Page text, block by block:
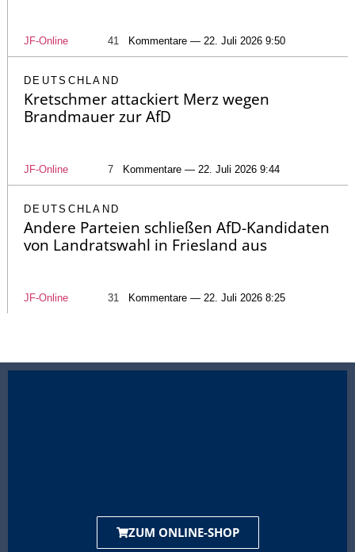
JF-Online 41 Kommentare — 22. Juli 2026 9:50
DEUTSCHLAND
Kretschmer attackiert Merz wegen
Brandmauer zur AfD
JF-Online 7 Kommentare — 22. Juli 2026 9:44
DEUTSCHLAND
Andere Parteien schließen AfD-Kandidaten
von Landratswahl in Friesland aus
JF-Online 31 Kommentare — 22. Juli 2026 8:25
ZUM ONLINE-SHOP